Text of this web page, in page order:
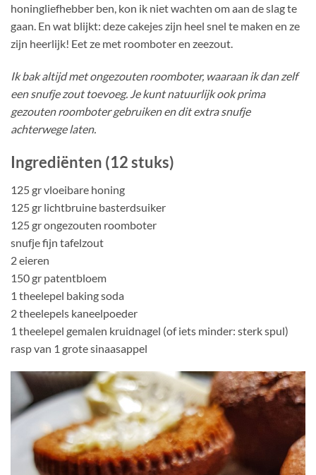
honingliefhebber ben, kon ik niet wachten om aan de slag te
gaan. En wat blijkt: deze cakejes zijn heel snel te maken en ze
zijn heerlijk! Eet ze met roomboter en zeezout.
Ik bak altijd met ongezouten roomboter, waaraan ik dan zelf
een snufje zout toevoeg. Je kunt natuurlijk ook prima
gezouten roomboter gebruiken en dit extra snufje
achterwege laten.
Ingrediënten (12 stuks)
125 gr vloeibare honing
125 gr lichtbruine basterdsuiker
125 gr ongezouten roomboter
snufje fijn tafelzout
2 eieren
150 gr patentbloem
1 theelepel baking soda
2 theelepels kaneelpoeder
1 theelepel gemalen kruidnagel (of iets minder: sterk spul)
rasp van 1 grote sinaasappel